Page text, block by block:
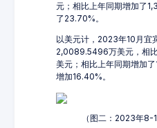
元；相比上年同期增加了
了23.70%。
以美元计，2023年10月宜
2,0089.5496万美元，相
美元；相比上年同期增加
增加16.40%。
（图二：2023年8-